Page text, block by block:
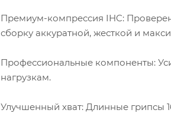
Премиум-компрессия IHC:
сборку аккуратной, жесткой и
Профессиональные компоненты:
нагрузкам.
Улучшенный хват: Длинные грипсы